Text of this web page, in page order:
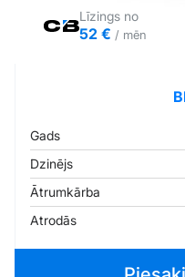
Līzings no
52 € / mēn
Gads
Dzinējs
Ātrumkārba
Atrodās